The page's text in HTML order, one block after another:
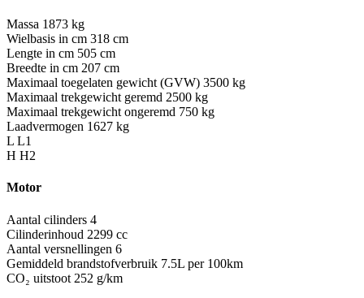
Massa 1873 kg
Wielbasis in cm 318 cm
Lengte in cm 505 cm
Breedte in cm 207 cm
Maximaal toegelaten gewicht (GVW) 3500 kg
Maximaal trekgewicht geremd 2500 kg
Maximaal trekgewicht ongeremd 750 kg
Laadvermogen 1627 kg
L L1
H H2
Motor
Aantal cilinders 4
Cilinderinhoud 2299 cc
Aantal versnellingen 6
Gemiddeld brandstofverbruik 7.5L per 100km
CO₂ uitstoot 252 g/km